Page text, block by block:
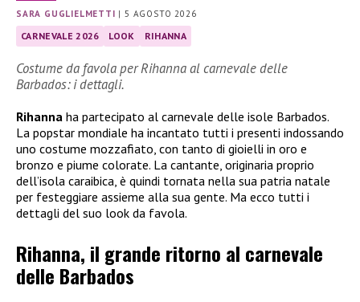
SARA GUGLIELMETTI |5 AGOSTO 2026
CARNEVALE 2026 LOOK RIHANNA
Costume da favola per Rihanna al carnevale delle
Barbados: i dettagli.
Rihanna ha partecipato al carnevale delle isole Barbados.
La popstar mondiale ha incantato tutti i presenti indossando
uno costume mozzafiato, con tanto di gioielli in oro e
bronzo e piume colorate. La cantante, originaria proprio
dell’isola caraibica, è quindi tornata nella sua patria natale
per festeggiare assieme alla sua gente. Ma ecco tutti i
dettagli del suo look da favola.
Rihanna, il grande ritorno al carnevale
delle Barbados